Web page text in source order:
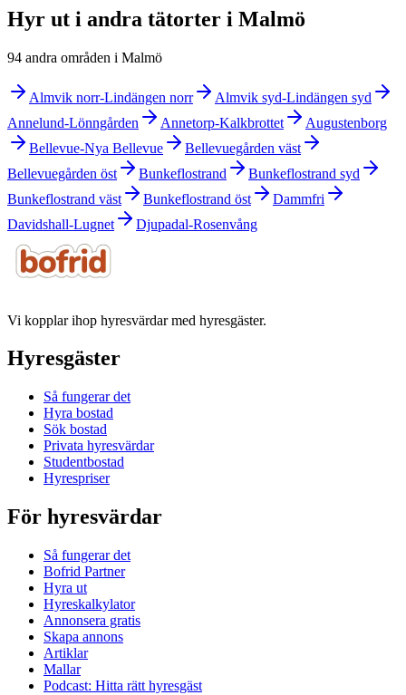
Hyr ut i andra tätorter i Malmö
94 andra områden i Malmö
Almvik norr-Lindängen norr
Almvik syd-Lindängen syd
Annelund-Lönngården
Annetorp-Kalkbrottet
Augustenborg
Bellevue-Nya Bellevue
Bellevuegården väst
Bellevuegården öst
Bunkeflostrand
Bunkeflostrand syd
Bunkeflostrand väst
Bunkeflostrand öst
Dammfri
Davidshall-Lugnet
Djupadal-Rosenvång
Vi kopplar ihop hyresvärdar med hyresgäster.
Hyresgäster
Så fungerar det
Hyra bostad
Sök bostad
Privata hyresvärdar
Studentbostad
Hyrespriser
För hyresvärdar
Så fungerar det
Bofrid Partner
Hyra ut
Hyreskalkylator
Annonsera gratis
Skapa annons
Artiklar
Mallar
Podcast: Hitta rätt hyresgäst